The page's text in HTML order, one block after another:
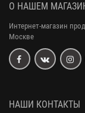
О НАШЕМ
Интернет-магазин
Москве
НАШИ КОНТАКТЫ